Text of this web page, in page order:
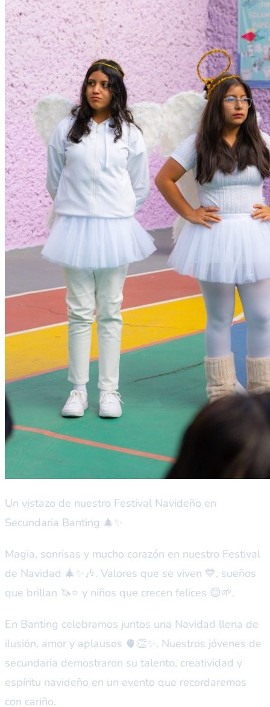
Un vistazo de nuestro Festival Navideño en
Secundaria Banting 🎄✨
Magia, sonrisas y mucho corazón en nuestro Festival
de Navidad 🎄✨🎶. Valores que se viven 💙, sueños
que brillan 🦄⭐ y niños que crecen felices 😊🌱.
En Banting celebramos juntos una Navidad llena de
ilusión, amor y aplausos 🫀👏✨. Nuestros jóvenes de
secundaria demostraron su talento, creatividad y
espíritu navideño en un evento que recordaremos
con cariño.